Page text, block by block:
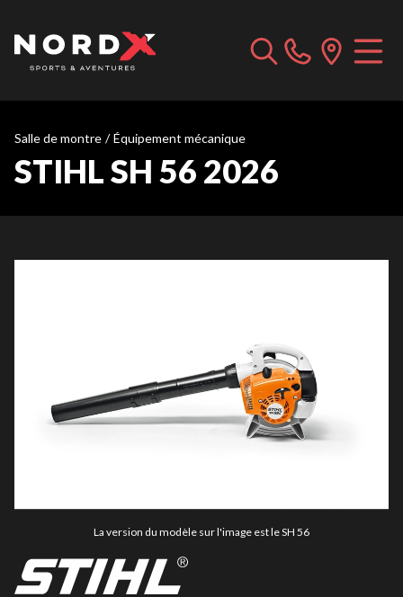
Salle de montre / Équipement mécanique
STIHL SH 56 2026
La version du modèle sur l'image est le SH 56